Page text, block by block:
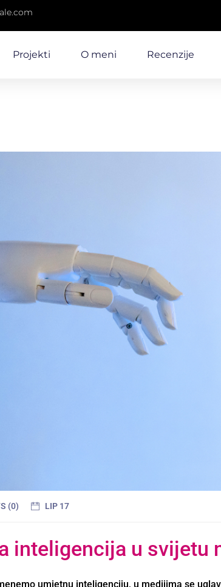
Projekti O meni Recenzije
(0) LIP 17
inteligencija u svijetu
umjetnu inteligenciju, u medijima se